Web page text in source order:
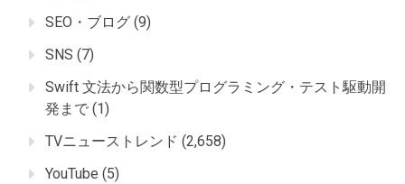
SEO・ブログ (9)
SNS (7)
Swift 文法から関数型プログラミング・テスト駆動開
発まで (1)
TVニューストレンド (2,658)
YouTube (5)